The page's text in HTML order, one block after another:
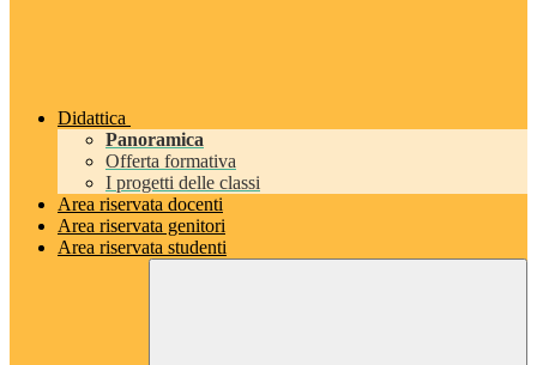
Didattica
Panoramica
Offerta formativa
I progetti delle classi
Area riservata docenti
Area riservata genitori
Area riservata studenti